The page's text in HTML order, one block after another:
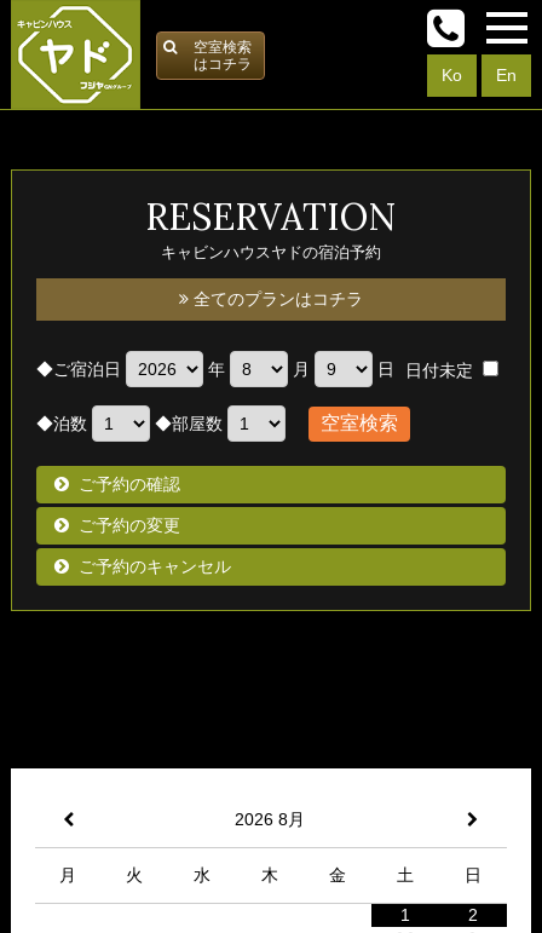
En
Ko
空室検索
はコチラ
RESERVATION
キャビンハウスヤドの宿泊予約
全てのプランはコチラ
◆ご宿泊日 年 月 日 日付未定
◆泊数 ◆部屋数
ご予約の確認
ご予約の変更
ご予約のキャンセル
2026 8月
月 火 水 木 金 土 日
1
2